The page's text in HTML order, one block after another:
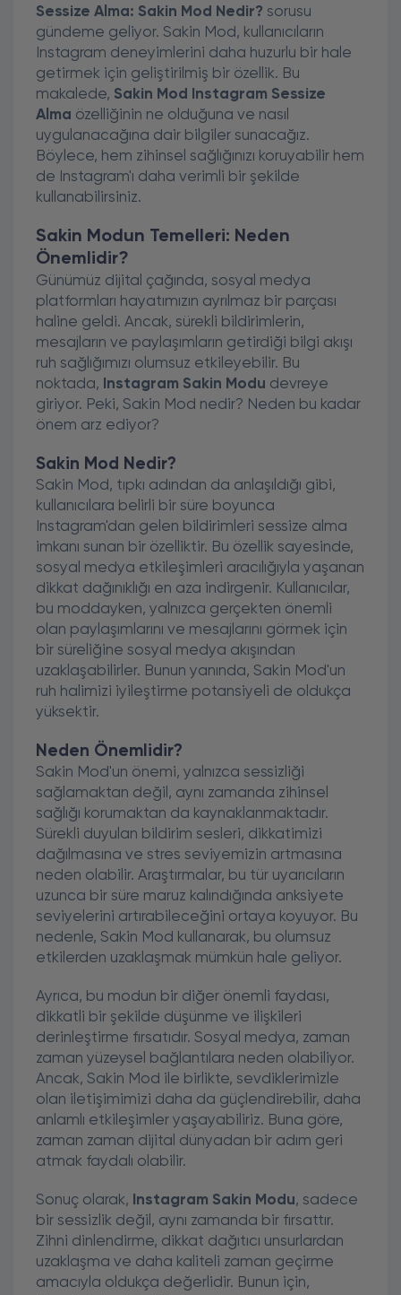
Sessize Alma: Sakin Mod Nedir? sorusu
gündeme geliyor. Sakin Mod, kullanıcıların
Instagram deneyimlerini daha huzurlu bir hale
getirmek için geliştirilmiş bir özellik. Bu
makalede, Sakin Mod Instagram Sessize
Alma özelliğinin ne olduğuna ve nasıl
uygulanacağına dair bilgiler sunacağız.
Böylece, hem zihinsel sağlığınızı koruyabilir hem
de Instagram'ı daha verimli bir şekilde
kullanabilirsiniz.
Sakin Modun Temelleri: Neden
Önemlidir?
Günümüz dijital çağında, sosyal medya
platformları hayatımızın ayrılmaz bir parçası
haline geldi. Ancak, sürekli bildirimlerin,
mesajların ve paylaşımların getirdiği bilgi akışı
ruh sağlığımızı olumsuz etkileyebilir. Bu
noktada, Instagram Sakin Modu devreye
giriyor. Peki, Sakin Mod nedir? Neden bu kadar
önem arz ediyor?
Sakin Mod Nedir?
Sakin Mod, tıpkı adından da anlaşıldığı gibi,
kullanıcılara belirli bir süre boyunca
Instagram'dan gelen bildirimleri sessize alma
imkanı sunan bir özelliktir. Bu özellik sayesinde,
sosyal medya etkileşimleri aracılığıyla yaşanan
dikkat dağınıklığı en aza indirgenir. Kullanıcılar,
bu moddayken, yalnızca gerçekten önemli
olan paylaşımlarını ve mesajlarını görmek için
bir süreliğine sosyal medya akışından
uzaklaşabilirler. Bunun yanında, Sakin Mod'un
ruh halimizi iyileştirme potansiyeli de oldukça
yüksektir.
Neden Önemlidir?
Sakin Mod'un önemi, yalnızca sessizliği
sağlamaktan değil, aynı zamanda zihinsel
sağlığı korumaktan da kaynaklanmaktadır.
Sürekli duyulan bildirim sesleri, dikkatimizi
dağılmasına ve stres seviyemizin artmasına
neden olabilir. Araştırmalar, bu tür uyarıcıların
uzunca bir süre maruz kalındığında anksiyete
seviyelerini artırabileceğini ortaya koyuyor. Bu
nedenle, Sakin Mod kullanarak, bu olumsuz
etkilerden uzaklaşmak mümkün hale geliyor.
Ayrıca, bu modun bir diğer önemli faydası,
dikkatli bir şekilde düşünme ve ilişkileri
derinleştirme fırsatıdır. Sosyal medya, zaman
zaman yüzeysel bağlantılara neden olabiliyor.
Ancak, Sakin Mod ile birlikte, sevdiklerimizle
olan iletişimimizi daha da güçlendirebilir, daha
anlamlı etkileşimler yaşayabiliriz. Buna göre,
zaman zaman dijital dünyadan bir adım geri
atmak faydalı olabilir.
Sonuç olarak, Instagram Sakin Modu, sadece
bir sessizlik değil, aynı zamanda bir fırsattır.
Zihni dinlendirme, dikkat dağıtıcı unsurlardan
uzaklaşma ve daha kaliteli zaman geçirme
amacıyla oldukça değerlidir. Bunun için,